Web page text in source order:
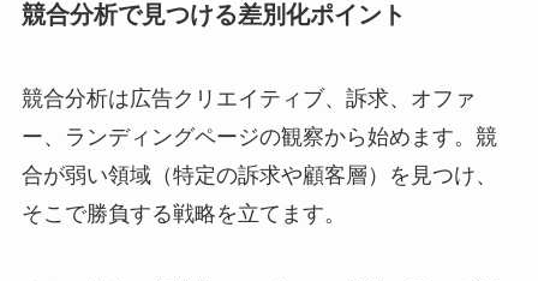
競合分析で見つける差別化ポイント
競合分析は広告クリエイティブ、訴求、オファ
ー、ランディングページの観察から始めます。競
合が弱い領域（特定の訴求や顧客層）を見つけ、
そこで勝負する戦略を立てます。